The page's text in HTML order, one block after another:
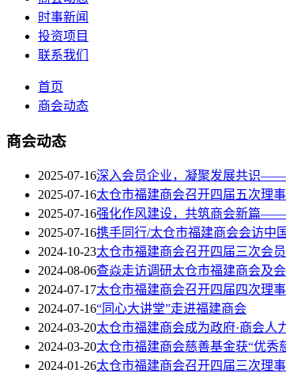
时事新闻
投资项目
联系我们
首页
商会动态
商会动态
2025-07-16深入会员企业，凝聚发展共识——
2025-07-16太仓市福建商会召开四届五次理事
2025-07-16强化作风建设，共筑商会新篇
2025-07-16携手同行/太仓市福建商会会访中
2024-10-23太仓市福建商会召开四届三次会
2024-08-06查焱走访调研太仓市福建商会及
2024-07-17太仓市福建商会召开四届四次理
2024-07-16“同心大讲堂”走进福建商会
2024-03-20太仓市福建商会成为政府·商会人
2024-03-20太仓市福建商会慈善基金获“优秀
2024-01-26太仓市福建商会召开四届三次理事